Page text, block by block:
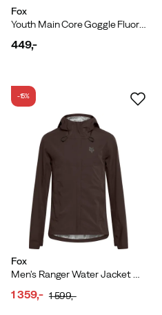
Fox
Youth Main Core Goggle Fluorescent Yellow
449,-
Fox
-15%
1 359,- 1 599,-